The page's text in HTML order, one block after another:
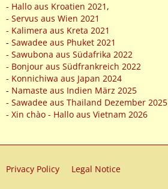
- Hallo aus Kroatien 2021 ,
- Servus aus Wien 2021
- Kalimera aus Kreta 2021
- Sawadee aus Phuket 2021
- Sawubona aus Südafrika 2022
- Bonjour aus Südfrankreich 2022
- Konnichiwa aus Japan 2024
- Namaste aus Indien März 2025
- Sawadee aus Thailand Dezember 2025
- Xin chào - Hallo aus Vietnam 2026
Privacy Policy Legal Notice